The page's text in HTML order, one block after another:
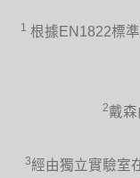
1 根據EN1822標
2戴森
3經由獨立實驗室